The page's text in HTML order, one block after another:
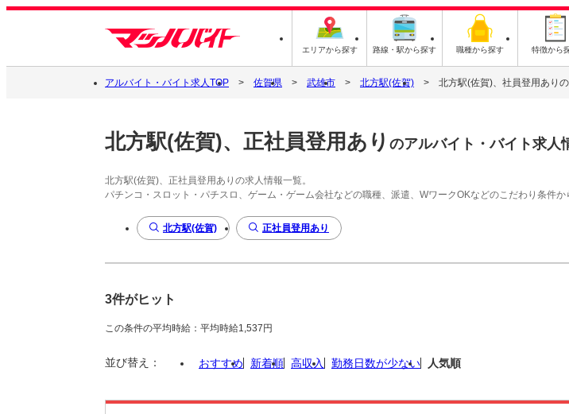
エリアから探す 路線・駅から探す 職種から探す 特徴から
アルバイト・バイト求人TOP 佐賀県 武雄市 北方駅(佐賀) 北方駅(佐賀)、社員登用あり
北方駅(佐賀)、正社員登用あり のアルバイト・バイト求人
北方駅(佐賀)、正社員登用ありの求人情報一覧。
パチンコ・スロット・パチスロ、ゲーム・ゲーム会社などの職種、派遣、WワークOKなどのこだわり条件か
北方駅(佐賀) 正社員登用あり
3件がヒット
この条件の平均時給：平均時給1,537円
並び替え： おすすめ 新着順 高収入 勤務日数が少ない 人気順